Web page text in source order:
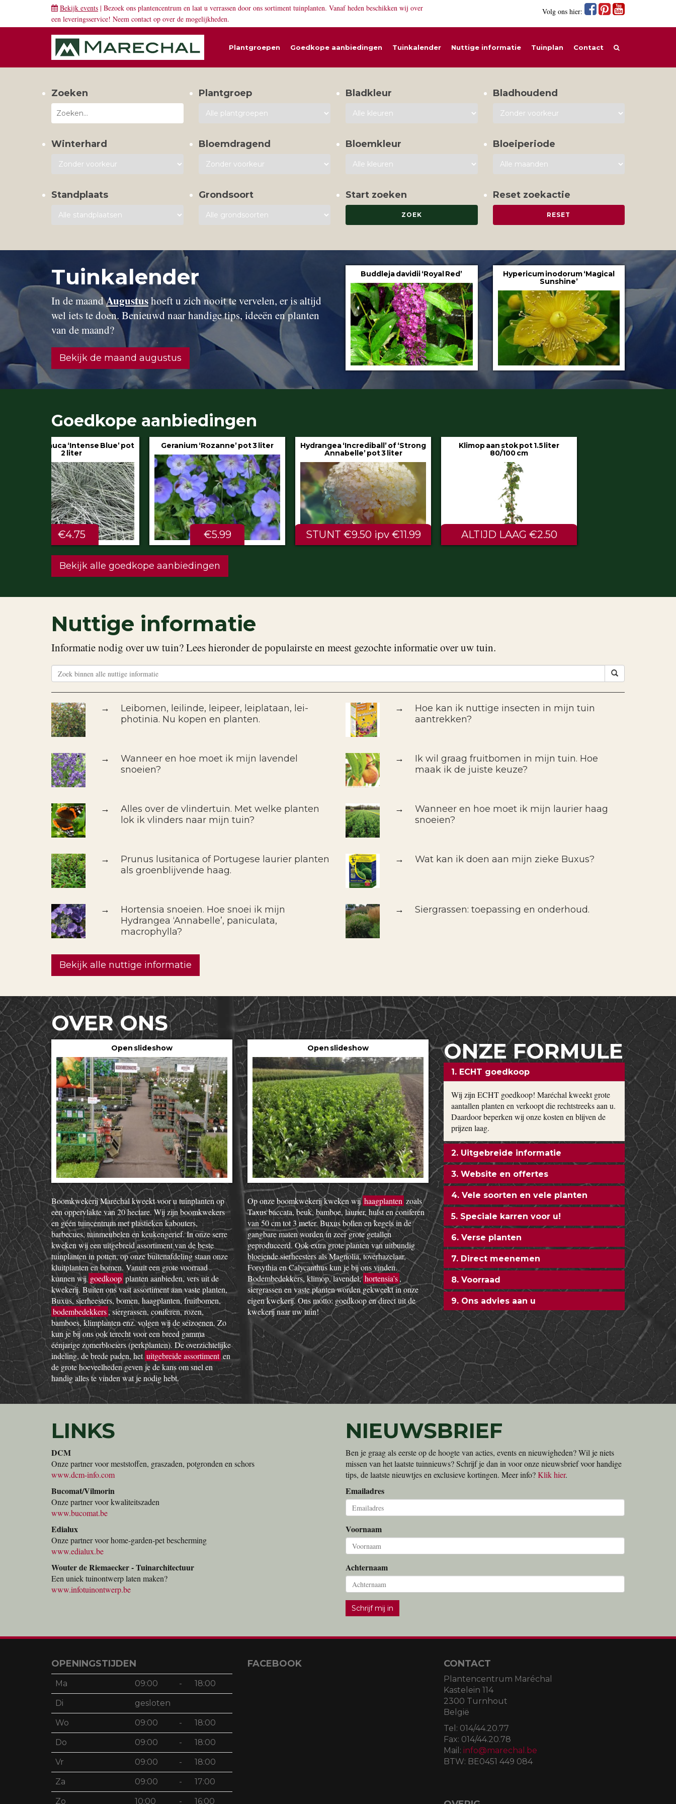
Bekijk events | Bezoek ons plantencentrum en laat u verrassen door ons sortiment tuinplanten. Vanaf heden beschikken wij over
een leveringsservice! Neem contact op over de mogelijkheden.
Volg ons hier:
Plantgroepen Goedkope aanbiedingen Tuinkalender Nuttige informatie Tuinplan Contact
Zoeken Plantgroep Bladkleur Bladhoudend
Winterhard Bloemdragend Bloemkleur Bloeiperiode
Standplaats Grondsoort Start zoeken Reset zoekactie
Tuinkalender
In de maandAugustushoeft u zich nooit te vervelen, er is altijd
wel iets te doen. Benieuwd naar handige tips, ideeën en planten
van de maand?
Bekijk de maand augustus
Buddleja davidii ‘Royal Red’
Hypericum inodorum ‘Magical
Sunshine’
Goedkope aanbiedingen
Geranium ‘Rozanne’ pot 3 liter
€5.99
Hydrangea ‘Incrediball’ of ‘Strong
Annabelle’ pot 3 liter
STUNT €9.50 ipv €11.99
Klimop aan stok pot 1.5 liter
80/100 cm
ALTIJD LAAG €2.50
Hedera helix ‘Hibernica’ pot 9 cm
€0.60
Bekijk alle goedkope aanbiedingen
Nuttige informatie
Informatie nodig over uw tuin? Lees hieronder de populairste en meest gezochte informatie over uw tuin.
→
Leibomen, leilinde, leipeer, leiplataan, lei-
photinia. Nu kopen en planten.
→
Hoe kan ik nuttige insecten in mijn tuin
aantrekken?
→
Wanneer en hoe moet ik mijn lavendel
snoeien?
→
Ik wil graag fruitbomen in mijn tuin. Hoe
maak ik de juiste keuze?
→
Alles over de vlindertuin. Met welke planten
lok ik vlinders naar mijn tuin?
→
Wanneer en hoe moet ik mijn laurier haag
snoeien?
→
Prunus lusitanica of Portugese laurier planten
als groenblijvende haag.
→ Wat kan ik doen aan mijn zieke Buxus?
→
Hortensia snoeien. Hoe snoei ik mijn
Hydrangea ‘Annabelle’, paniculata,
macrophylla?
→ Siergrassen: toepassing en onderhoud.
Bekijk alle nuttige informatie
OVER ONS
Open slideshow
Boomkwekerij Maréchal kweekt voor u tuinplanten op
een oppervlakte van 20 hectare. Wij zijn boomkwekers
en géén tuincentrum met plastieken kabouters,
barbecues, tuinmeubelen en keukengerief. In onze serre
kweken wij een uitgebreid assortiment van de beste
tuinplanten in potten, op onze buitenafdeling staan onze
kluitplanten en bomen. Vanuit een grote voorraad
kunnen wij goedkoop planten aanbieden, vers uit de
kwekerij. Buiten ons vast assortiment aan vaste planten,
Buxus, sierheesters, bomen, haagplanten, fruitbomen,
bodembedekkers, siergrassen, coniferen, rozen,
bamboes, klimplanten enz. volgen wij de seizoenen. Zo
kun je bij ons ook terecht voor een breed gamma
éénjarige zomerbloeiers (perkplanten). De overzichtelijke
indeling, de brede paden, hetuitgebreide assortimenten
de grote hoeveelheden geven je de kans om snel en
handig alles te vinden wat je nodig hebt.
Open slideshow
Op onze boomkwekerij kweken wijhaagplanten zoals
Taxus baccata, beuk, bamboe, laurier, hulst en coniferen
van 50 cm tot 3 meter. Buxus bollen en kegels in de
gangbare maten worden in zeer grote getallen
geproduceerd. Ook extra grote planten van uitbundig
bloeiende sierheesters als Magnolia, toverhazelaar,
Forsythia en Calycanthus kun je bij ons vinden.
Bodembedekkers, klimop, lavendel,hortensia’s,
siergrassen en vaste planten worden gekweekt in onze
eigen kwekerij. Ons motto: goedkoop en direct uit de
kwekerij naar uw tuin!
ONZE FORMULE
1. ECHT goedkoop
Wij zijn ECHT goedkoop! Maréchal kweekt grote
aantallen planten en verkoopt die rechtstreeks aan u.
Daardoor beperken wij onze kosten en blijven de
prijzen laag.
2. Uitgebreide informatie
3. Website en offertes
4. Vele soorten en vele planten
5. Speciale karren voor u!
6. Verse planten
7. Direct meenemen
8. Voorraad
9. Ons advies aan u
LINKS
DCM
Onze partner voor meststoffen, graszaden, potgronden en schors
www.dcm-info.com
Bucomat/Vilmorin
Onze partner voor kwaliteitszaden
www.bucomat.be
Edialux
Onze partner voor home-garden-pet bescherming
www.edialux.be
Wouter de Riemaecker - Tuinarchitectuur
Een uniek tuinontwerp laten maken?
www.infotuinontwerp.be
NIEUWSBRIEF
Ben je graag als eerste op de hoogte van acties, events en nieuwigheden? Wil je niets
missen van het laatste tuinnieuws? Schrijf je dan in voor onze nieuwsbrief voor handige
tips, de laatste nieuwtjes en exclusieve kortingen. Meer info?Klik hier.
Emailadres
Voornaam
Achternaam
Schrijf mij in
OPENINGSTIJDEN
Ma 09:00 - 18:00
Di gesloten
Wo 09:00 - 18:00
Do 09:00 - 18:00
Vr 09:00 - 18:00
Za 09:00 - 17:00
Zo 10:00 - 16:00
FACEBOOK CONTACT
Plantencentrum Maréchal
Kastelein 114
2300 Turnhout
België
Tel: 014/44.20.77
Fax: 014/44.20.78
Mail: info@marechal.be
BTW: BE0451 449 084